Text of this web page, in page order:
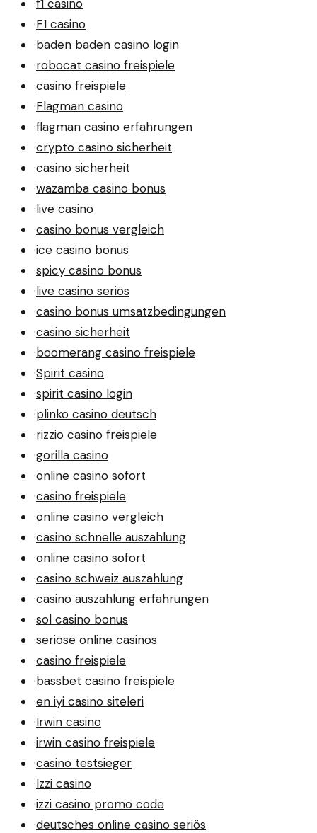
·f1 casino
·F1 casino
·baden baden casino login
·robocat casino freispiele
·casino freispiele
·Flagman casino
·flagman casino erfahrungen
·crypto casino sicherheit
·casino sicherheit
·wazamba casino bonus
·live casino
·casino bonus vergleich
·ice casino bonus
·spicy casino bonus
·live casino seriös
·casino bonus umsatzbedingungen
·casino sicherheit
·boomerang casino freispiele
·Spirit casino
·spirit casino login
·plinko casino deutsch
·rizzio casino freispiele
·gorilla casino
·online casino sofort
·casino freispiele
·online casino vergleich
·casino schnelle auszahlung
·online casino sofort
·casino schweiz auszahlung
·casino auszahlung erfahrungen
·sol casino bonus
·seriöse online casinos
·casino freispiele
·bassbet casino freispiele
·en iyi casino siteleri
·Irwin casino
·irwin casino freispiele
·casino testsieger
·Izzi casino
·izzi casino promo code
·deutsches online casino seriös